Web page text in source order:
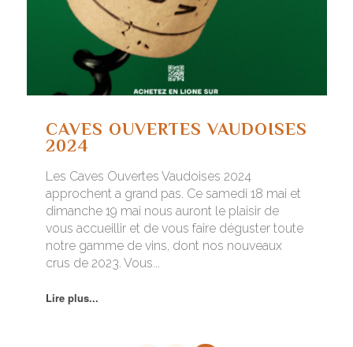
CAVES OUVERTES VAUDOISES
2024
Les Caves Ouvertes Vaudoises 2024
approchent a grand pas. Ce samedi 18 mai et
dimanche 19 mai nous auront le plaisir de
vous accueillir et de vous faire déguster toute
notre gamme de vins, dont nos nouveaux
crus de 2023. Vous...
Lire plus...